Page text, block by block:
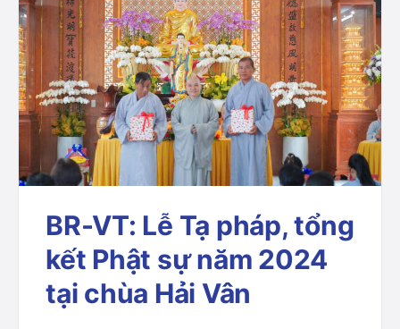
BR-VT: Lễ Tạ pháp, tổng
kết Phật sự năm 2024
tại chùa Hải Vân